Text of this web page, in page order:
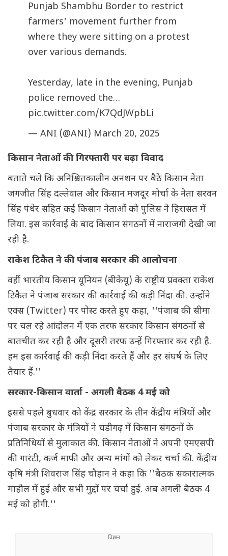
Punjab Shambhu Border to restrict
farmers' movement further from
where they were sitting on a protest
over various demands.
Yesterday, late in the evening, Punjab
police removed the…
pic.twitter.com/K7QdJWpbLi
— ANI (@ANI) March 20, 2025
किसान नेताओं की गिरफ्तारी पर बढ़ा विवाद
बताते चले कि अनिश्चितकालीन अनशन पर बैठे किसान नेता
जगजीत सिंह दल्लेवाल और किसान मजदूर मोर्चा के नेता सरवन
सिंह पंधेर सहित कई किसान नेताओं को पुलिस ने हिरासत में
लिया. इस कार्रवाई के बाद किसान संगठनों में नाराजगी देखी जा
रही है.
राकेश टिकैत ने की पंजाब सरकार की आलोचना
वहीं भारतीय किसान यूनियन (बीकेयू) के राष्ट्रीय प्रवक्ता राकेश
टिकैत ने पंजाब सरकार की कार्रवाई की कड़ी निंदा की. उन्होंने
एक्स (Twitter) पर पोस्ट करते हुए कहा, ''पंजाब की सीमा
पर चल रहे आंदोलन में एक तरफ सरकार किसान संगठनों से
बातचीत कर रही है और दूसरी तरफ उन्हें गिरफ्तार कर रही है.
हम इस कार्रवाई की कड़ी निंदा करते हैं और हर संघर्ष के लिए
तैयार हैं.''
सरकार-किसान वार्ता - अगली बैठक 4 मई को
इससे पहले बुधवार को केंद्र सरकार के तीन केंद्रीय मंत्रियों और
पंजाब सरकार के मंत्रियों ने चंडीगढ़ में किसान संगठनों के
प्रतिनिधियों से मुलाकात की. किसान नेताओं ने अपनी एमएसपी
की गारंटी, कर्ज माफी और अन्य मांगों को लेकर चर्चा की. केंद्रीय
कृषि मंत्री शिवराज सिंह चौहान ने कहा कि ''बैठक सकारात्मक
माहौल में हुई और सभी मुद्दों पर चर्चा हुई. अब अगली बैठक 4
मई को होगी.''